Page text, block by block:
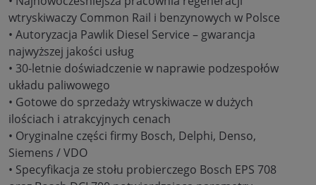
wtryskiwaczy Common Rail i benzynowych w Polsce
• Autoryzacja Pawlik Diesel Service – gwarancja
najwyższej jakości usług
• 30-letnie doświadczenie w naprawie podzespołów
układu paliwowego
• Gotowe do sprzedaży wtryskiwacze w dużych
ilościach i atrakcyjnych cenach
• Oryginalne części firmy Bosch, Delphi, Denso,
Siemens / VDO
• Specyfikacja ze stołu probierczego Bosch EPS 708